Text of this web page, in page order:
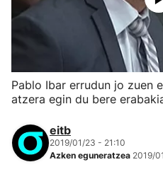
Pablo Ibar errudun jo zuen
atzera egin du bere
eitb
2019/01/23 - 21:10
Azken eguneratzea 2019/